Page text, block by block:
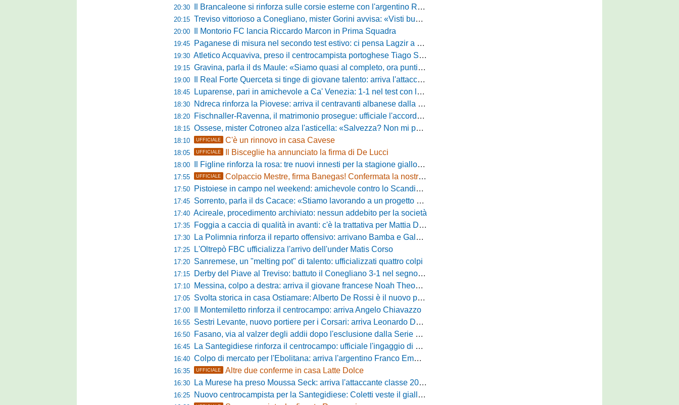
20:30 Il Brancaleone si rinforza sulle corsie esterne con l'argentino Rotela
20:15 Treviso vittorioso a Conegliano, mister Gorini avvisa: «Visti buoni spunti, ma c'è ancora tanto da lavorare»
20:00 Il Montorio FC lancia Riccardo Marcon in Prima Squadra
19:45 Paganese di misura nel secondo test estivo: ci pensa Lagzir a piegare l'Equipe Campania
19:30 Atletico Acquaviva, preso il centrocampista portoghese Tiago Santos
19:15 Gravina, parla il ds Maule: «Siamo quasi al completo, ora puntiamo sugli esterni d'attacco»
19:00 Il Real Forte Querceta si tinge di giovane talento: arriva l'attaccante Lucchesi
18:45 Luparense, pari in amichevole a Ca' Venezia: 1-1 nel test con la Primavera lagunare
18:30 Ndreca rinforza la Piovese: arriva il centravanti albanese dalla serie D
18:20 Fischnaller-Ravenna, il matrimonio prosegue: ufficiale l'accordo quinquennale per l'attacco
18:15 Ossese, mister Cotroneo alza l'asticella: «Salvezza? Non mi pongo limiti, voglio vincere più partite possibile»
18:10 UFFICIALE C'è un rinnovo in casa Cavese
18:05 UFFICIALE Il Bisceglie ha annunciato la firma di De Lucci
18:00 Il Figline rinforza la rosa: tre nuovi innesti per la stagione gialloblù
17:55 UFFICIALE Colpaccio Mestre, firma Banegas! Confermata la nostra anteprima
17:50 Pistoiese in campo nel weekend: amichevole contro lo Scandicci allo stadio Strulli di Monsummano
17:45 Sorrento, parla il ds Cacace: «Stiamo lavorando a un progetto ambizioso»
17:40 Acireale, procedimento archiviato: nessun addebito per la società
17:35 Foggia a caccia di qualità in avanti: c'è la trattativa per Mattia Della Morte
17:30 La Polimnia rinforza il reparto offensivo: arrivano Bamba e Galeota
17:25 L'Oltrepò FBC ufficializza l'arrivo dell'under Matis Corso
17:20 Sanremese, un "melting pot" di talento: ufficializzati quattro colpi
17:15 Derby del Piave al Treviso: battuto il Conegliano 3-1 nel segno di Gerbi e Vita
17:10 Messina, colpo a destra: arriva il giovane francese Noah Theodore
17:05 Svolta storica in casa Ostiamare: Alberto De Rossi è il nuovo presidente biancoviola
17:00 Il Montemiletto rinforza il centrocampo: arriva Angelo Chiavazzo
16:55 Sestri Levante, nuovo portiere per i Corsari: arriva Leonardo De Franceschi
16:50 Fasano, via al valzer degli addii dopo l'esclusione dalla Serie D: Salzano verso una big campana
16:45 La Santegidiese rinforza il centrocampo: ufficiale l'ingaggio di Luca Scimia
16:40 Colpo di mercato per l'Ebolitana: arriva l'argentino Franco Emmanuel Boló
16:35 UFFICIALE Altre due conferme in casa Latte Dolce
16:30 La Murese ha preso Moussa Seck: arriva l'attaccante classe 2006
16:25 Nuovo centrocampista per la Santegidiese: Coletti veste il giallorosso